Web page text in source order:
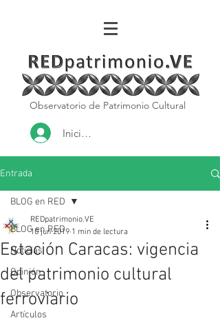
Observatorio de Patrimonio Cultural
Iniciar sesión
Entrada
BLOG en RED
Noticias
Opinión
Observatorio
Artículos
BLOG en RED
Estación Caracas: vigencia
del patrimonio cultural
ferroviario
REDpatrimonio.VE
10 jun 2019 1 min de lectura